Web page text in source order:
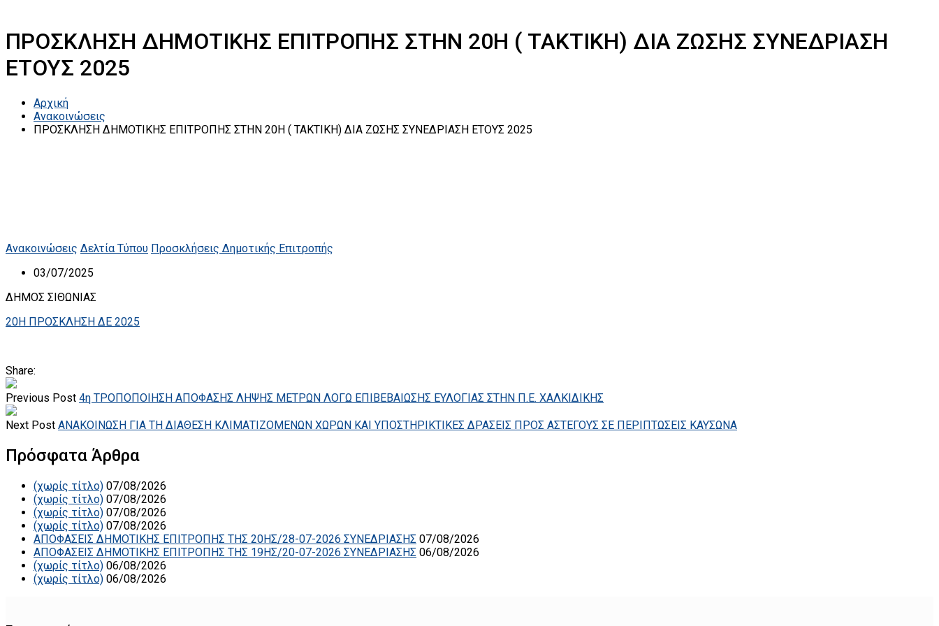
ΠΡΟΣΚΛΗΣΗ ΔΗΜΟΤΙΚΗΣ ΕΠΙΤΡΟΠΗΣ ΣΤΗΝ 20Η ( ΤΑΚΤΙΚΗ) ΔΙΑ ΖΩΣΗΣ ΣΥΝΕΔΡΙΑΣΗ
ΕΤΟΥΣ 2025
Αρχική
Ανακοινώσεις
ΠΡΟΣΚΛΗΣΗ ΔΗΜΟΤΙΚΗΣ ΕΠΙΤΡΟΠΗΣ ΣΤΗΝ 20Η ( ΤΑΚΤΙΚΗ) ΔΙΑ ΖΩΣΗΣ ΣΥΝΕΔΡΙΑΣΗ ΕΤΟΥΣ 2025
Ανακοινώσεις Δελτία Τύπου Προσκλήσεις Δημοτικής Επιτροπής
03/07/2025
ΔΗΜΟΣ ΣΙΘΩΝΙΑΣ
20Η ΠΡΟΣΚΛΗΣΗ ΔΕ 2025
Share:
Previous Post 4η ΤΡΟΠΟΠΟΙΗΣΗ ΑΠΟΦΑΣΗΣ ΛΗΨΗΣ ΜΕΤΡΩΝ ΛΟΓΩ ΕΠΙΒΕΒΑΙΩΣΗΣ ΕΥΛΟΓΙΑΣ ΣΤΗΝ Π.Ε. ΧΑΛΚΙΔΙΚΗΣ
Next Post ΑΝΑΚΟΙΝΩΣΗ ΓΙΑ ΤΗ ΔΙΑΘΕΣΗ ΚΛΙΜΑΤΙΖΟΜΕΝΩΝ ΧΩΡΩΝ ΚΑΙ ΥΠΟΣΤΗΡΙΚΤΙΚΕΣ ΔΡΑΣΕΙΣ ΠΡΟΣ ΑΣΤΕΓΟΥΣ ΣΕ ΠΕΡΙΠΤΩΣΕΙΣ ΚΑΥΣΩΝΑ
Πρόσφατα Άρθρα
(χωρίς τίτλο) 07/08/2026
(χωρίς τίτλο) 07/08/2026
(χωρίς τίτλο) 07/08/2026
(χωρίς τίτλο) 07/08/2026
ΑΠΟΦΑΣΕΙΣ ΔΗΜΟΤΙΚΗΣ ΕΠΙΤΡΟΠΗΣ ΤΗΣ 20ΗΣ/28-07-2026 ΣΥΝΕΔΡΙΑΣΗΣ 07/08/2026
ΑΠΟΦΑΣΕΙΣ ΔΗΜΟΤΙΚΗΣ ΕΠΙΤΡΟΠΗΣ ΤΗΣ 19ΗΣ/20-07-2026 ΣΥΝΕΔΡΙΑΣΗΣ 06/08/2026
(χωρίς τίτλο) 06/08/2026
(χωρίς τίτλο) 06/08/2026